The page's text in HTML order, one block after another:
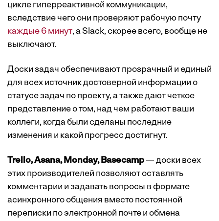
цикле гиперреактивной коммуникации,
вследствие чего они проверяют рабочую почту
каждые 6 минут, а Slack, скорее всего, вообще не
выключают.
Доски задач обеспечивают прозрачный и единый
для всех источник достоверной информации о
статусе задач по проекту, а также дают четкое
представление о том, над чем работают ваши
коллеги, когда были сделаны последние
изменения и какой прогресс достигнут.
Trello, Asana, Monday, Basecamp— доски всех
этих производителей позволяют оставлять
комментарии и задавать вопросы в формате
асинхронного общения вместо постоянной
переписки по электронной почте и обмена